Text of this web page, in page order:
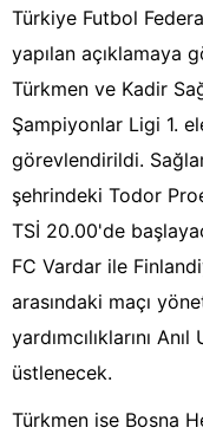
Türkiye Futbol
yapılan açıklamaya
Türkmen ve Kadir
Şampiyonlar Ligi 1.
görevlendirildi.
şehrindeki Todor
TSİ 20.00'de
FC Vardar ile
arasındaki maçı
yardımcılıklarını
üstlenecek.
Türkmen ise Bosna